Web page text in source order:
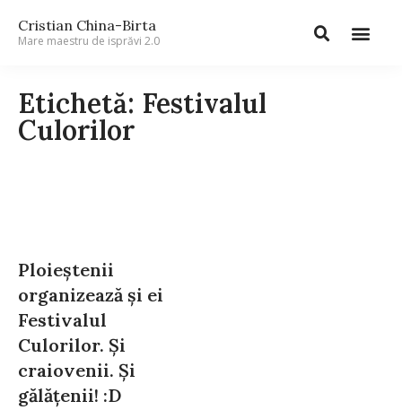
Cristian China-Birta
Mare maestru de isprăvi 2.0
Etichetă: Festivalul
Culorilor
Ploieștenii
organizează și ei
Festivalul
Culorilor. Și
craiovenii. Și
gălățenii! :D